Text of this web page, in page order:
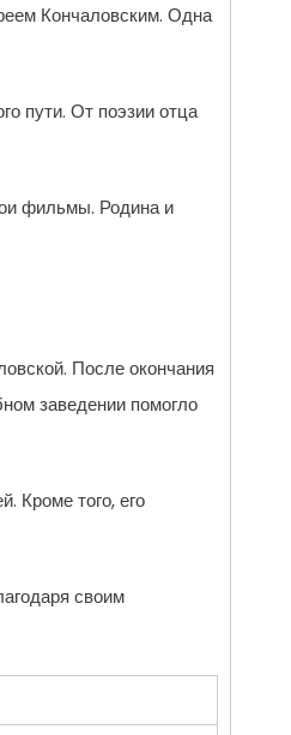
Кончаловским. Одна
пути. От поэзии отца
фильмы. Родина и
После окончания
заведении помогло
Кроме того, его
своим